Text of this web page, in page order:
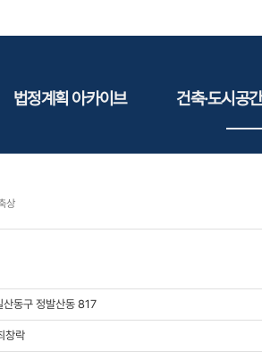
법정계획 아카이브
에너지
관광
산림/농림/수산
건축·도시공
상
산동구 정발산동 817
창락